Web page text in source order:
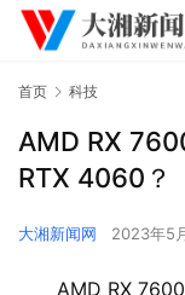
首页 科技
AMD RX
RTX 4060？
大湘新闻网 2023年5
AMD RX